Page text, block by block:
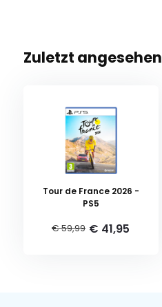
Zuletzt angesehen
Tour de France 2026 -
PS5
€ 59,99 € 41,95